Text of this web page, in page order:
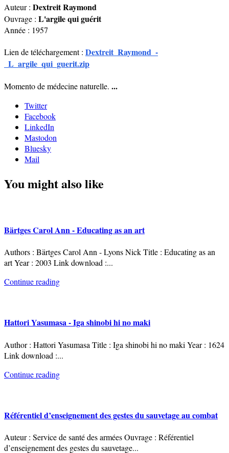
Auteur : Dextreit Raymond
Ouvrage : L'argile qui guérit
Année : 1957
Lien de téléchargement : Dextreit_Raymond_-
_L_argile_qui_guerit.zip
Momento de médecine naturelle. ...
Twitter
Facebook
LinkedIn
Mastodon
Bluesky
Mail
You might also like
Bärtges Carol Ann - Educating as an art
Authors : Bärtges Carol Ann - Lyons Nick Title : Educating as an
art Year : 2003 Link download :...
Continue reading
Hattori Yasumasa - Iga shinobi hi no maki
Author : Hattori Yasumasa Title : Iga shinobi hi no maki Year : 1624
Link download :...
Continue reading
Référentiel d’enseignement des gestes du sauvetage au combat
Auteur : Service de santé des armées Ouvrage : Référentiel
d’enseignement des gestes du sauvetage...